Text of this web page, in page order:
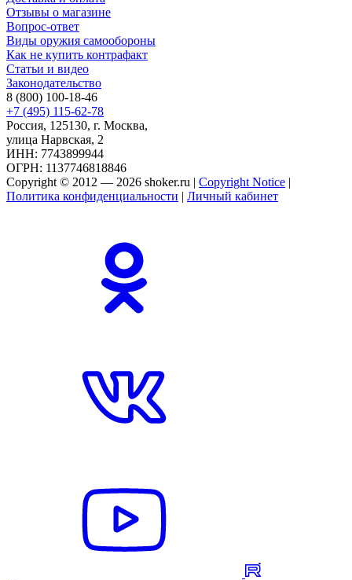
Отзывы о магазине
Вопрос-ответ
Виды оружия самообороны
Как не купить контрафакт
Статьи и видео
Законодательство
8 (800) 100-18-46
+7 (495) 115-62-78
Россия, 125130, г. Москва,
улица Нарвская, 2
ИНН: 7743899944
ОГРН: 1137746818846
Copyright © 2012 — 2026 shoker.ru | Copyright Notice |
Политика конфиденциальности | Личный кабинет